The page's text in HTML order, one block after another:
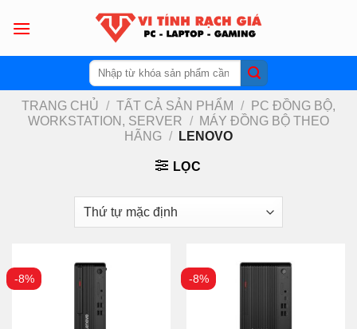
Tìm
kiếm:
TRANG CHỦ / TẤT CẢ SẢN PHẨM /
PC ĐỒNG BỘ,
WORKSTATION, SERVER /
MÁY ĐỒNG BỘ THEO
HÃNG / LENOVO
LỌC
-8% -8%